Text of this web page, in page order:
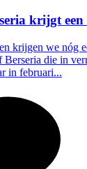
krijgt een
krijgen we nóg
Berseria die in
in februari...